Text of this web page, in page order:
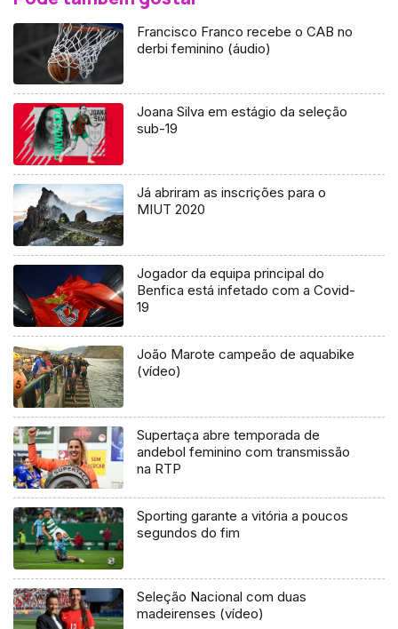
Francisco Franco recebe o CAB no
derbi feminino (áudio)
Joana Silva em estágio da seleção
sub-19
Já abriram as inscrições para o
MIUT 2020
Jogador da equipa principal do
Benfica está infetado com a Covid-
19
João Marote campeão de aquabike
(vídeo)
Supertaça abre temporada de
andebol feminino com transmissão
na RTP
Sporting garante a vitória a poucos
segundos do fim
Seleção Nacional com duas
madeirenses (vídeo)